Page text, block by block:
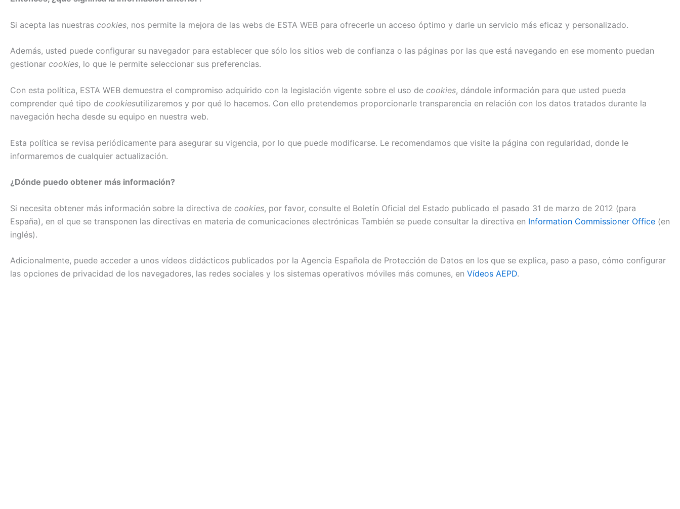
Si acepta las nuestras cookies, nos permite la mejora de las webs de ESTA WEB para ofrecerle un acceso óptimo y darle un servicio más eficaz y personalizado.
Además, usted puede configurar su navegador para establecer que sólo los sitios web de confianza o las páginas por las que está navegando en ese momento puedan
gestionar cookies, lo que le permite seleccionar sus preferencias.
Con esta política, ESTA WEB demuestra el compromiso adquirido con la legislación vigente sobre el uso de cookies, dándole información para que usted pueda
comprender qué tipo de cookiesutilizaremos y por qué lo hacemos. Con ello pretendemos proporcionarle transparencia en relación con los datos tratados durante la
navegación hecha desde su equipo en nuestra web.
Esta política se revisa periódicamente para asegurar su vigencia, por lo que puede modificarse. Le recomendamos que visite la página con regularidad, donde le
informaremos de cualquier actualización.
¿Dónde puedo obtener más información?
Si necesita obtener más información sobre la directiva de cookies, por favor, consulte el Boletín Oficial del Estado publicado el pasado 31 de marzo de 2012 (para
España), en el que se transponen las directivas en materia de comunicaciones electrónicas También se puede consultar la directiva en Information Commissioner Office (en
inglés).
Adicionalmente, puede acceder a unos vídeos didácticos publicados por la Agencia Española de Protección de Datos en los que se explica, paso a paso, cómo configurar
las opciones de privacidad de los navegadores, las redes sociales y los sistemas operativos móviles más comunes, en Vídeos AEPD.